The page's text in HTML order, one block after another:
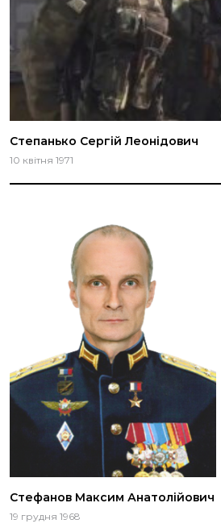
Степанько Сергій Леонідович
10 квітня 1971
Стефанов Максим Анатолійович
19 грудня 1968